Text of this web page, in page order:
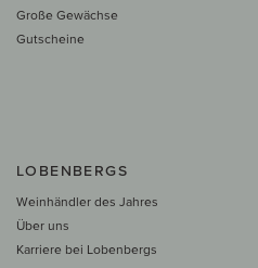
Große Gewächse
Gutscheine
LOBENBERGS
Weinhändler des Jahres
Über uns
Karriere bei Lobenbergs